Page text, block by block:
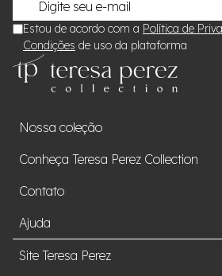
Nossa coleção
Conheça Teresa Perez Collection
Contato
Ajuda
Site Teresa Perez
Estou de acordo com a Política de
Condições de uso da plataforma